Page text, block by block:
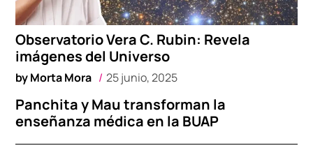
Observatorio Vera C. Rubin: Revela
imágenes del Universo
byMorta Mora 25 junio, 2025
Panchita y Mau transforman la
enseñanza médica en la BUAP